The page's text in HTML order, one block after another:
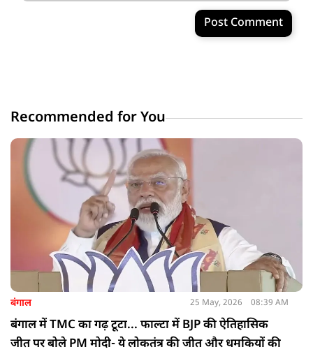
Post Comment
Recommended for You
बंगाल 25 May, 2026 08:39 AM
बंगाल में TMC का गढ़ टूटा... फाल्टा में BJP की ऐतिहासिक
जीत पर बोले PM मोदी- ये लोकतंत्र की जीत और धमकियों की